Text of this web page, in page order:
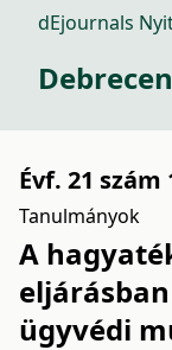
dEjournals
Évf. 21 szám
Tanulmányok
A
ügyvédi